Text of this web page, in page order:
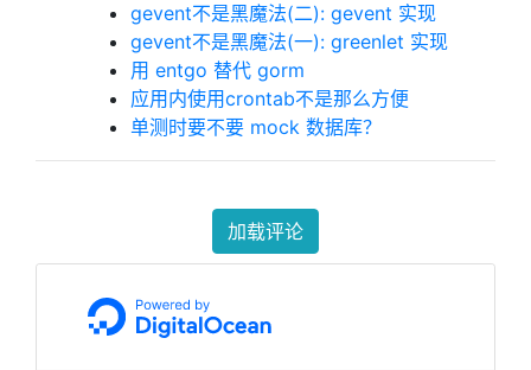
gevent不是黑魔法(二): gevent 实现
gevent不是黑魔法(一): greenlet 实现
用 entgo 替代 gorm
应用内使用crontab不是那么方便
单测时要不要 mock 数据库？
加载评论